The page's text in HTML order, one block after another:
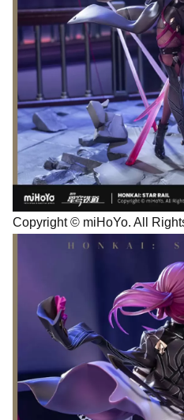
Copyright © miHoYo. All